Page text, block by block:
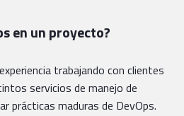
en un proyecto?
trabajando con clientes
servicios de manejo de
prácticas maduras de DevOps.